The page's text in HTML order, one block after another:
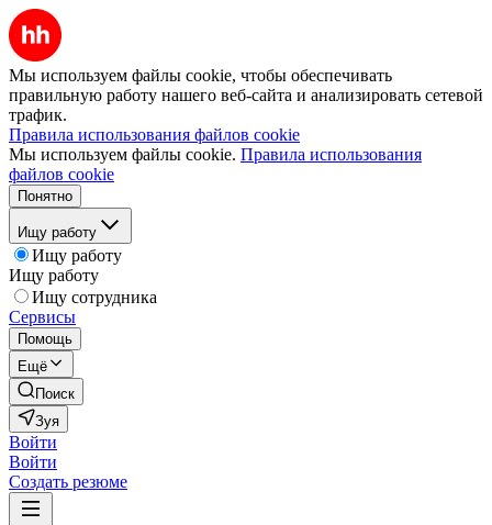
Мы используем файлы cookie, чтобы обеспечивать
правильную работу нашего веб-сайта и анализировать сетевой
трафик.
Правила использования файлов cookie
Мы используем файлы cookie. Правила использования
файлов cookie
Понятно
Ищу работу
Ищу работу
Ищу работу
Ищу сотрудника
Сервисы
Помощь
Ещё
Поиск
Зуя
Войти
Войти
Создать резюме